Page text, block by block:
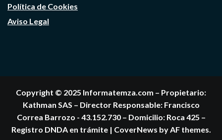
Política de Cookies
Aviso Legal
Copyright © 2025 Informatemza.com – Propietario:
Kathman SAS – Director Responsable: Francisco
Correa Barrozo - 43.152.730 – Domicilio: Roca 425 –
Registro DNDA en trámite | CoverNews by AF themes.